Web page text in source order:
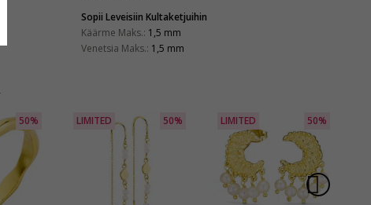
Sopii Leveisiin Kultaketjuihin
Käärme Maks.: 1,5 mm
Venetsia Maks.: 1,5 mm
50% LIMITED 50% LIMITED 50%